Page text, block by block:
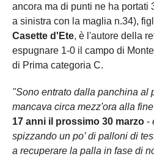
ancora ma di punti ne ha portati
a sinistra con la maglia n.34),
Casette d'Ete, è l'autore della
espugnare 1-0 il campo di
di Prima categoria C.
"Sono entrato dalla panchina al
mancava circa mezz'ora alla
17 anni il prossimo 30 marzo -
spizzando un po’ di palloni di
a recuperare la palla in fase di